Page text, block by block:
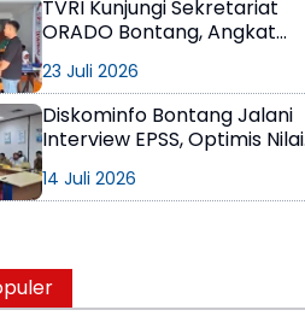
TVRI Kunjungi Sekretariat
ORADO Bontang, Angkat
Prestasi
23 Juli 2026
Diskominfo Bontang Jalani
Interview EPSS, Optimis Nilai
Renstra
14 Juli 2026